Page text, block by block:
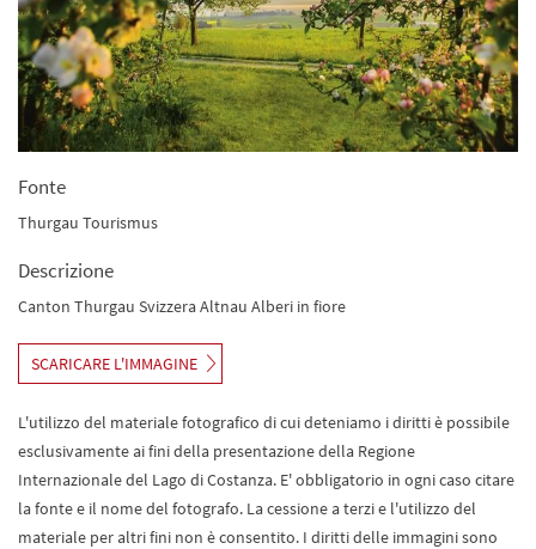
Fonte
Thurgau Tourismus
Descrizione
Canton Thurgau Svizzera Altnau Alberi in fiore
SCARICARE L'IMMAGINE
L'utilizzo del materiale fotografico di cui deteniamo i diritti è possibile
esclusivamente ai fini della presentazione della Regione
Internazionale del Lago di Costanza. E' obbligatorio in ogni caso citare
la fonte e il nome del fotografo. La cessione a terzi e l'utilizzo del
materiale per altri fini non è consentito. I diritti delle immagini sono